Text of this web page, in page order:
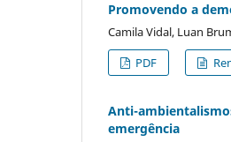
Promovendo a
Camila Vidal, Luan
PDF
Anti-
emergência